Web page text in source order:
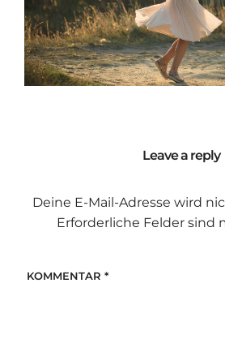
Leave a reply
Deine E-Mail-Adresse wird
Erforderliche Felder sind
KOMMENTAR *